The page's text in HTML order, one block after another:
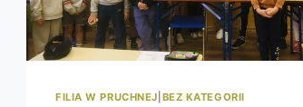
FILIA W PRUCHNEJ BEZ KATEGORII